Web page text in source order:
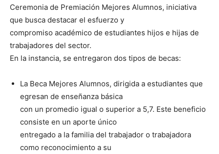
Ceremonia de Premiación Mejores Alumnos, iniciativa
que busca destacar el esfuerzo y
compromiso académico de estudiantes hijos e hijas de
trabajadores del sector.
En la instancia, se entregaron dos tipos de becas:
La Beca Mejores Alumnos, dirigida a estudiantes que
egresan de enseñanza básica
con un promedio igual o superior a 5,7. Este beneficio
consiste en un aporte único
entregado a la familia del trabajador o trabajadora
como reconocimiento a su